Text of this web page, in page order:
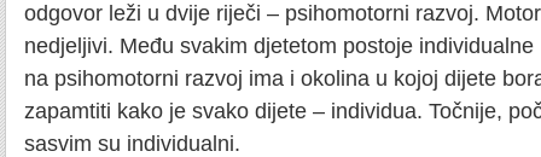
odgovor leži u dvije riječi – psihomotorni razvoj.
nedjeljivi. Među svakim djetetom postoje
na psihomotorni razvoj ima i okolina u kojoj dijete
zapamtiti kako je svako dijete – individua. Točnije,
sasvim su individualni.